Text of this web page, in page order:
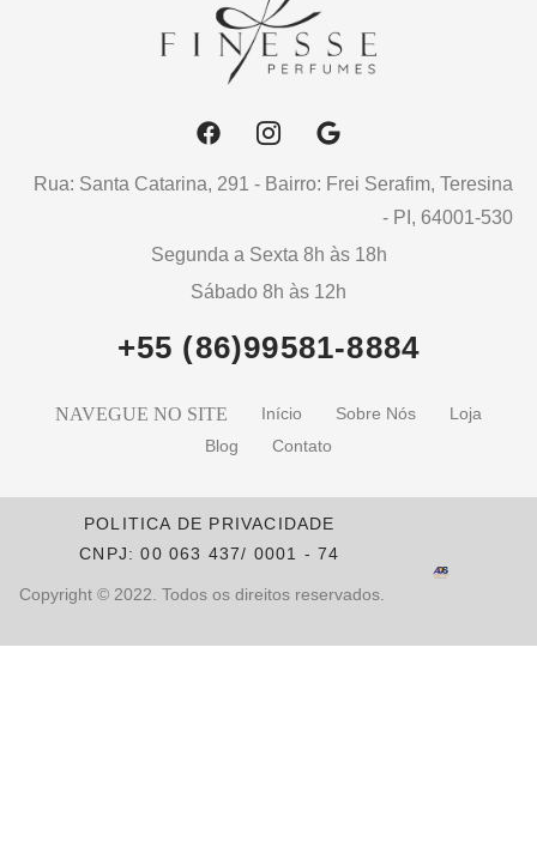
Rua: Santa Catarina, 291 - Bairro: Frei Serafim, Teresina
- PI, 64001-530
Segunda a Sexta 8h às 18h
Sábado 8h às 12h
+55 (86)99581-8884
NAVEGUE NO SITE Início Sobre Nós
Loja
Blog
Contato
POLITICA DE PRIVACIDADE
CNPJ: 00 063 437/ 0001 - 74
Copyright © 2022. Todos os direitos reservados.